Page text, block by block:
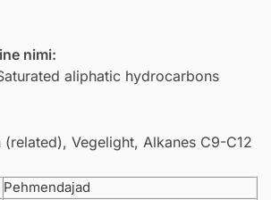
nimi:
aliphatic hydrocarbons
Vegelight, Alkanes C9-C12
Pehmendajad